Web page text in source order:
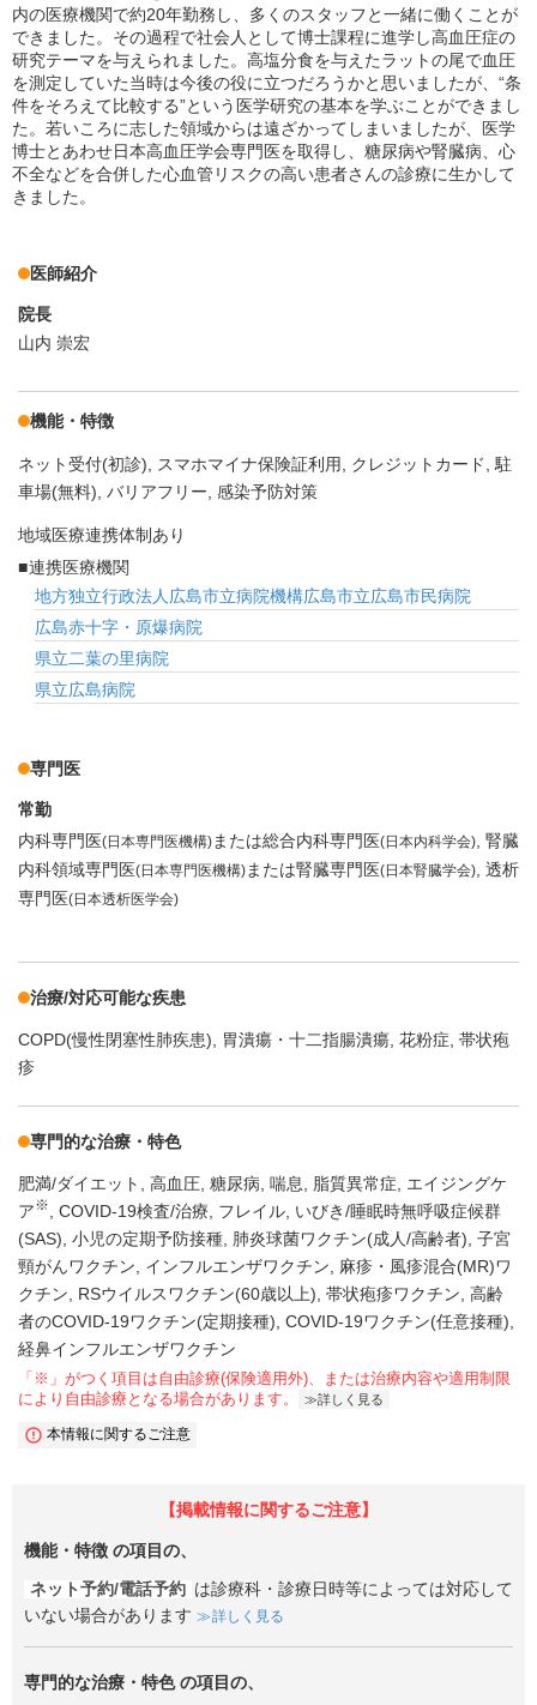
内の医療機関で約20年勤務し、多くのスタッフと一緒に働くことが
できました。その過程で社会人として博士課程に進学し高血圧症の
研究テーマを与えられました。高塩分食を与えたラットの尾で血圧
を測定していた当時は今後の役に立つだろうかと思いましたが、“条
件をそろえて比較する”という医学研究の基本を学ぶことができまし
た。若いころに志した領域からは遠ざかってしまいましたが、医学
博士とあわせ日本高血圧学会専門医を取得し、糖尿病や腎臓病、心
不全などを合併した心血管リスクの高い患者さんの診療に生かして
きました。
医師紹介
院長
山内 崇宏
機能・特徴
ネット受付(初診) スマホマイナ保険証利用 クレジットカード
駐
車場(無料) バリアフリー 感染予防対策
地域医療連携体制あり
連携医療機関
地方独立行政法人広島市立病院機構広島市立広島市民病院
広島赤十字・原爆病院
県立二葉の里病院
県立広島病院
専門医
常勤
内科専門医(日本専門医機構) または総合内科専門医(日本内科学会) 腎臓
内科領域専門医(日本専門医機構) または腎臓専門医(日本腎臓学会) 透析
専門医(日本透析医学会)
治療/対応可能な疾患
COPD(慢性閉塞性肺疾患) 胃潰瘍・十二指腸潰瘍 花粉症 帯状疱
疹
専門的な治療・特色
肥満/ダイエット 高血圧 糖尿病 喘息 脂質異常症
エイジングケ
ア※ COVID-19検査/治療 フレイル いびき/睡眠時無呼吸症候群
(SAS) 小児の定期予防接種 肺炎球菌ワクチン(成人/高齢者) 子宮
頸がんワクチン
インフルエンザワクチン
麻疹・風疹混合(MR)ワ
クチン
RSウイルスワクチン(60歳以上) 帯状疱疹ワクチン 高齢
者のCOVID-19ワクチン(定期接種) COVID-19ワクチン(任意接種)
経鼻インフルエンザワクチン
「※」がつく項目は自由診療(保険適用外)、または治療内容や適用制限
により自由診療となる場合があります。
詳しく見る
本情報に関するご注意
【掲載情報に関するご注意】
機能・特徴 の項目の、
ネット予約/電話予約 は診療科・診療日時等によっては対応して
いない場合があります
詳しく見る
専門的な治療・特色の項目の、